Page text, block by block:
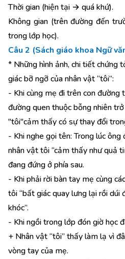
Thời gian (hiện tại → quá khứ).
Không gian (trên đường đến
trong lớp học).
Câu 2 (Sách giáo khoa Ngữ
* Những hình ảnh, chi tiết chứng
giác bỡ ngỡ của nhân vật “tôi”:
- Khi cùng mẹ đi trên con đường
đường quen thuộc bỗng nhiên
"tôi"cảm thấy có sự thay đổi
- Khi nghe gọi tên: Trong lúc
nhân vật tôi “cảm thấy như quả
đang đứng ở phía sau.
- Khi phải rời bàn tay mẹ cùng
tôi “bất giác quay lưng lại rồi dúi
khóc”.
- Khi ngồi trong lớp đón giờ học
+ Nhân vật “tôi” thấy làm lạ vì
vòng tay của mẹ.